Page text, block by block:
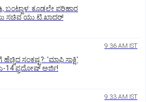
ಬಂಟ್ವಾಳ: ಕೂಡಲೇ ಪರಿಹಾರ
ಸಚಿವ ಯು.ಟಿ.ಖಾದರ್‌
9:36 AM IST
ಸಂಕಷ್ಟ?: 'ಮಾಫಿ ಸಾಕ್ಷಿ'
14 ಪ್ರದೋಷ್ ಅರ್ಜಿ!
9:33 AM IST